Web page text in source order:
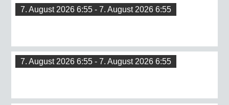
7. August 2026 6:55 - 7. August 2026 6:55
7. August 2026 6:55 - 7. August 2026 6:55